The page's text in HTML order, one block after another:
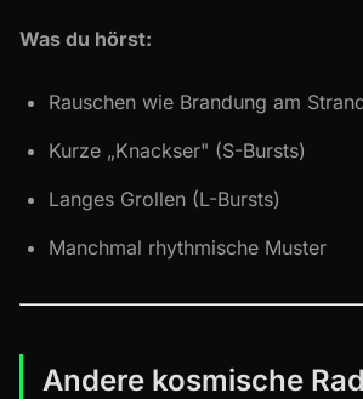
Was du hörst:
Rauschen wie Brandung am
Kurze „Knackser" (S-Bursts)
Langes Grollen (L-Bursts)
Manchmal rhythmische Muster
Andere kosmische